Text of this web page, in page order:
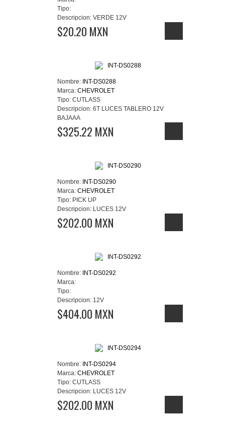
Tipo:
Descripcion: VERDE 12V
$20.20 MXN
Nombre: INT-DS0288
Marca: CHEVROLET
Tipo: CUTLASS
Descripcion: 6T LUCES TABLERO 12V
BAJAAA
$325.22 MXN
Nombre: INT-DS0290
Marca: CHEVROLET
Tipo: PICK UP
Descripcion: LUCES 12V
$202.00 MXN
Nombre: INT-DS0292
Marca:
Tipo:
Descripcion: 12V
$404.00 MXN
Nombre: INT-DS0294
Marca: CHEVROLET
Tipo: CUTLASS
Descripcion: LUCES 12V
$202.00 MXN